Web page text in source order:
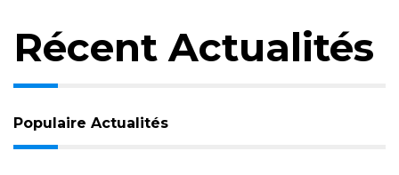
Récent Actualités
Populaire Actualités